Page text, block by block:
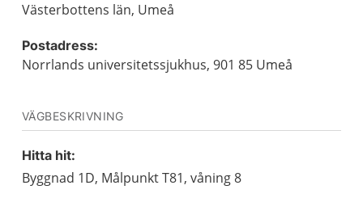
Västerbottens län, Umeå
Postadress:
Norrlands universitetssjukhus, 901 85 Umeå
VÄGBESKRIVNING
Hitta hit:
Byggnad 1D, Målpunkt T81, våning 8